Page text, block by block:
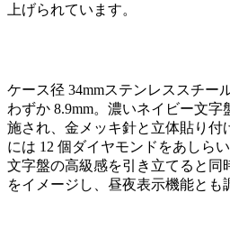
上げられています。
ケース径 34mmステンレススチー
わずか 8.9mm。濃いネイビー文
施され、金メッキ針と立体貼り付
には 12 個ダイヤモンドをあしら
文字盤の高級感を引き立てると同
をイメージし、昼夜表示機能とも